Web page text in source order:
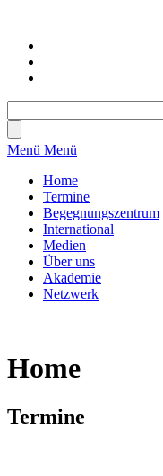
Menü Menü
Home
Termine
Begegnungszentrum
International
Medien
Über uns
Akademie
Netzwerk
Home
Termine